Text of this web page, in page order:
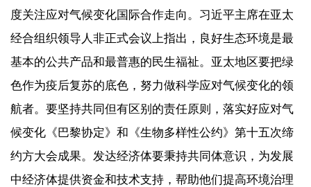
度关注应对气候变化国际合作走向。习近平主席在亚太
经合组织领导人非正式会议上指出，良好生态环境是最
基本的公共产品和最普惠的民生福祉。亚太地区要把绿
色作为疫后复苏的底色，努力做科学应对气候变化的领
航者。要坚持共同但有区别的责任原则，落实好应对气
候变化《巴黎协定》和《生物多样性公约》第十五次缔
约方大会成果。发达经济体要秉持共同体意识，为发展
中经济体提供资金和技术支持，帮助他们提高环境治理